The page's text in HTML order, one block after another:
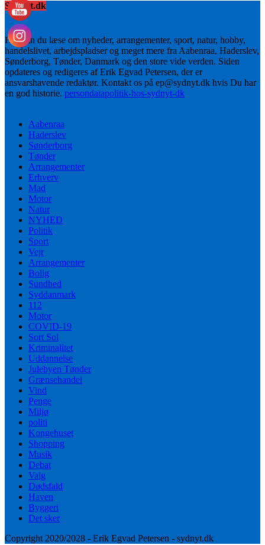
Sydnyt.dk
Her kan du læse om nyheder, arrangementer, sport, natur, hobby,
handelslivet, arbejdspladser og meget mere fra Aabenraa, Haderslev,
Sønderborg, Tønder, Danmark og den store vide verden. Siden
opdateres og redigeres af Erik Egvad Petersen, der er
ansvarshavende redaktør. Kontakt os på ep@sydnyt.dk hvis Du har
en god historie. persondatapolitik-hos-sydnyt-dk
Aabenraa
Haderslev
Sønderborg
Tønder
Arrangementer
Erhverv
Mad
Motor
Natur
NYHED
Politik
Sport
Vejr
Arrangementer
Bolig
Sundhed
Syddanmark
112
Motor
COVID-19
Sort Sol
Kriminalitet
Uddannelse
Julebyen Tønder
Grænsehandel
Vind
Penge
Miljø
politi
Kongehuset
Shopping
Musik
Debat
Valg
Dødsfald
Haven
Byggeri
Det sker
Copyright 2020/2028 - Erik Egvad Petersen - sydnyt.dk